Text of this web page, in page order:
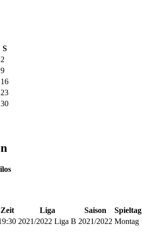
S
2
9
16
23
30
Zeit Liga Saison
Spieltag
2021/2022 Liga B 2021/2022 Montag